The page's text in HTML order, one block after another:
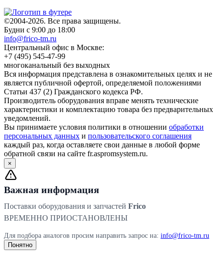
©2004-2026. Все права защищены.
Будни с 9:00 до 18:00
info@frico-tm.ru
Центральный офис в Москве:
+7 (495) 545-47-99
многоканальный без выходных
Вся информация представлена в ознакомительных целях и не
является публичной офертой, определяемой положениями
Статьи 437 (2) Гражданского кодекса РФ.
Производитель оборудования вправе менять технические
характеристики и комплектацию товара без предварительных
уведомлений.
Вы принимаете условия политики в отношении обработки
персональных данных и пользовательского соглашения
каждый раз, когда оставляете свои данные в любой форме
обратной связи на сайте fr.aspromsystem.ru.
×
Важная информация
Поставки оборудования и запчастей Frico
ВРЕМЕННО ПРИОСТАНОВЛЕНЫ
Для подбора аналогов просим направить запрос на: info@frico-tm.ru
Понятно